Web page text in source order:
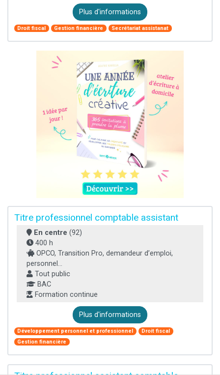
Plus d'informations
Droit fiscal Gestion financière Secrétariat assistanat
Titre professionnel comptable assistant
En centre (92)
400 h
OPCO, Transition Pro, demandeur d’emploi,
personnel...
Tout public
BAC
Formation continue
Plus d'informations
Développement personnel et professionnel
Droit fiscal
Gestion financière